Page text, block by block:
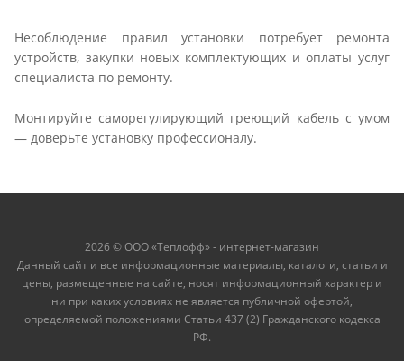
Несоблюдение правил установки потребует ремонта
устройств, закупки новых комплектующих и оплаты услуг
специалиста по ремонту.
Монтируйте саморегулирующий греющий кабель с умом
— доверьте установку профессионалу.
2026 © ООО «Теплофф» - интернет-магазин
Данный сайт и все информационные материалы, каталоги, статьи и
цены, размещенные на сайте, носят информационный характер и
ни при каких условиях не является публичной офертой,
определяемой положениями Статьи 437 (2) Гражданского кодекса
РФ.